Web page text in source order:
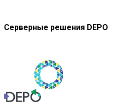
Серверные решения DEPO